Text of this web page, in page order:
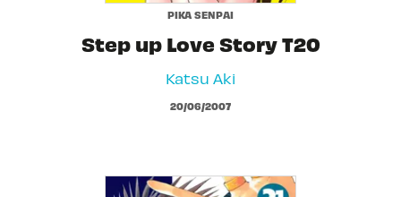
PIKA SENPAI
Step up Love Story T20
Katsu Aki
20/06/2007